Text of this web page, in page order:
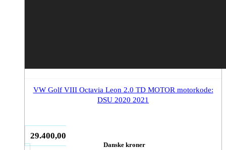
VW Golf VIII Octavia Leon 2.0 TD MOTOR motorkode:
DSU 2020 2021
29.400,00
Danske kroner